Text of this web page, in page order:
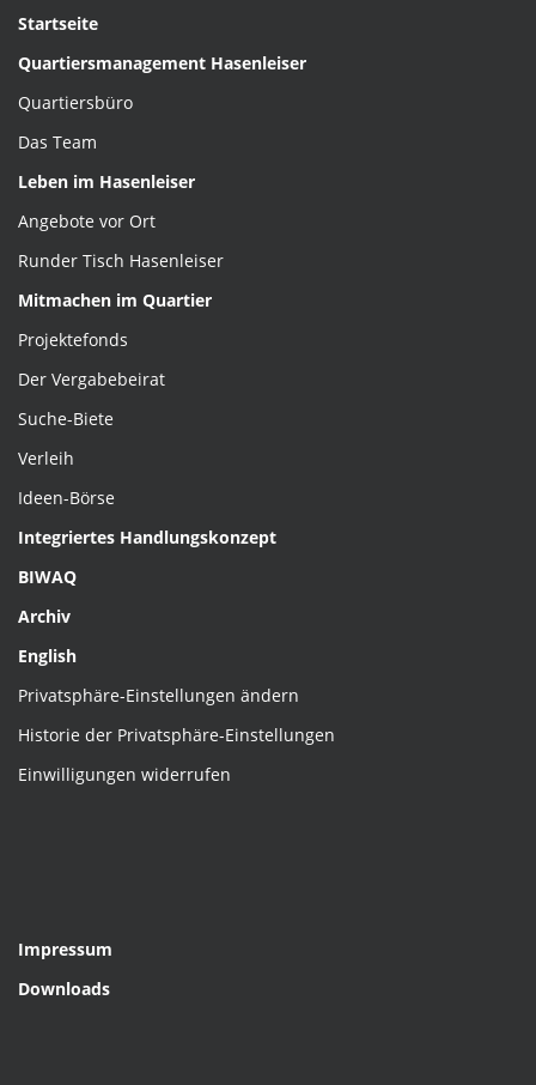
Startseite
Quartiersmanagement Hasenleiser
Quartiersbüro
Das Team
Leben im Hasenleiser
Angebote vor Ort
Runder Tisch Hasenleiser
Mitmachen im Quartier
Projektefonds
Der Vergabebeirat
Suche-Biete
Verleih
Ideen-Börse
Integriertes Handlungskonzept
BIWAQ
Archiv
English
Privatsphäre-Einstellungen ändern
Historie der Privatsphäre-Einstellungen
Einwilligungen widerrufen
Impressum
Downloads